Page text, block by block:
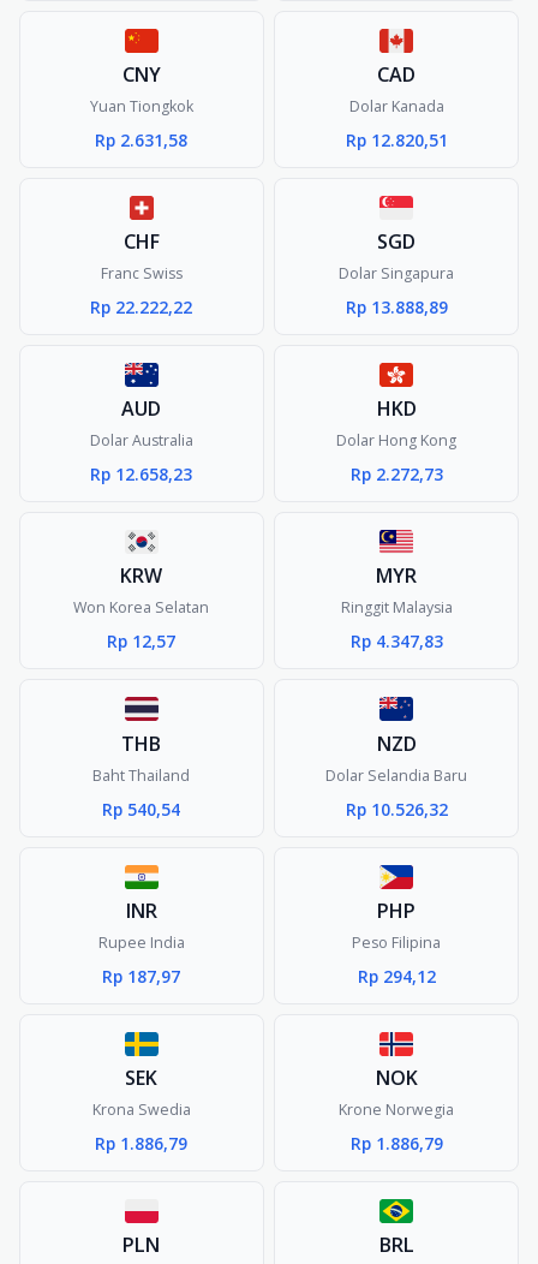
CNY
Yuan Tiongkok
Rp 2.631,58
CAD
Dolar Kanada
Rp 12.820,51
CHF
Franc Swiss
Rp 22.222,22
SGD
Dolar Singapura
Rp 13.888,89
AUD
Dolar Australia
Rp 12.658,23
HKD
Dolar Hong Kong
Rp 2.272,73
KRW
Won Korea Selatan
Rp 12,57
MYR
Ringgit Malaysia
Rp 4.347,83
THB
Baht Thailand
Rp 540,54
NZD
Dolar Selandia Baru
Rp 10.526,32
INR
Rupee India
Rp 187,97
PHP
Peso Filipina
Rp 294,12
SEK
Krona Swedia
Rp 1.886,79
NOK
Krone Norwegia
Rp 1.886,79
PLN BRL